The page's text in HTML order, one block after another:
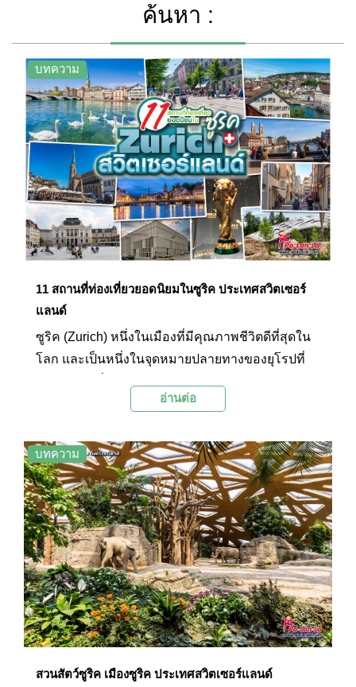
ค้นหา :
บทความ
11 สถานที่ท่องเที่ยวยอดนิยมในซูริค ประเทศสวิตเซอร์
แลนด์
ซูริค (Zurich) หนึ่งในเมืองที่มีคุณภาพชีวิตดีที่สุดใน
โลก และเป็นหนึ่งในจุดหมายปลายทางของยุโรปที่
แห่งธรรมชาติอันงดงามบริสุทธิ์แล้ว ยังรุ่มรวยไปด้วย
รวบรวมเอา 11 สถานที่ท่องเที่ยวที่น่าสนใจในซูริค
มาฝากกัน
อ่านต่อ
บทความ
สวนสัตว์ซูริค เมืองซูริค ประเทศสวิตเซอร์แลนด์